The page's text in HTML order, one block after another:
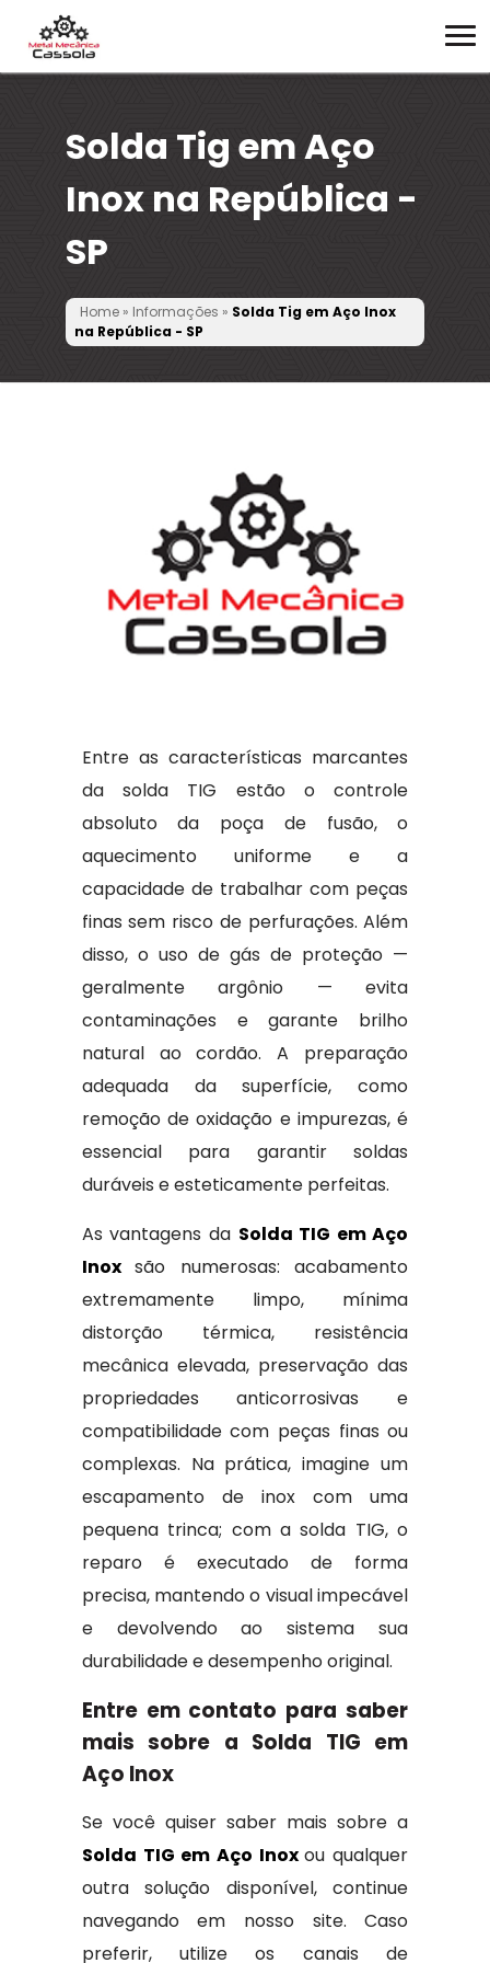
Solda Tig em Aço
Inox na República -
SP
Home» Informações » Solda Tig em Aço Inox
na República - SP
Entre as características marcantes
da solda TIG estão o controle
absoluto da poça de fusão, o
aquecimento uniforme e a
capacidade de trabalhar com peças
finas sem risco de perfurações. Além
disso, o uso de gás de proteção —
geralmente argônio — evita
contaminações e garante brilho
natural ao cordão. A preparação
adequada da superfície, como
remoção de oxidação e impurezas, é
essencial para garantir soldas
duráveis e esteticamente perfeitas.
As vantagens da Solda TIG em Aço
Inoxsão numerosas: acabamento
extremamente limpo, mínima
distorção térmica, resistência
mecânica elevada, preservação das
propriedades anticorrosivas e
compatibilidade com peças finas ou
complexas. Na prática, imagine um
escapamento de inox com uma
pequena trinca; com a solda TIG, o
reparo é executado de forma
precisa, mantendo o visual impecável
e devolvendo ao sistema sua
durabilidade e desempenho original.
Entre em contato para saber
mais sobre a Solda TIG em
Aço Inox
Se você quiser saber mais sobre a
Solda TIG em Aço Inoxou qualquer
outra solução disponível, continue
navegando em nosso site. Caso
preferir, utilize os canais de